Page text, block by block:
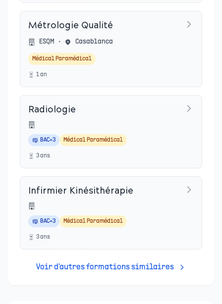
Métrologie Qualité
ESQM • Casablanca
Médical Paramédical
1an
Radiologie
BAC+3 Médical Paramédical
3ans
Infirmier Kinésithérapie
BAC+3 Médical Paramédical
3ans
Voir d'autres formations similaires